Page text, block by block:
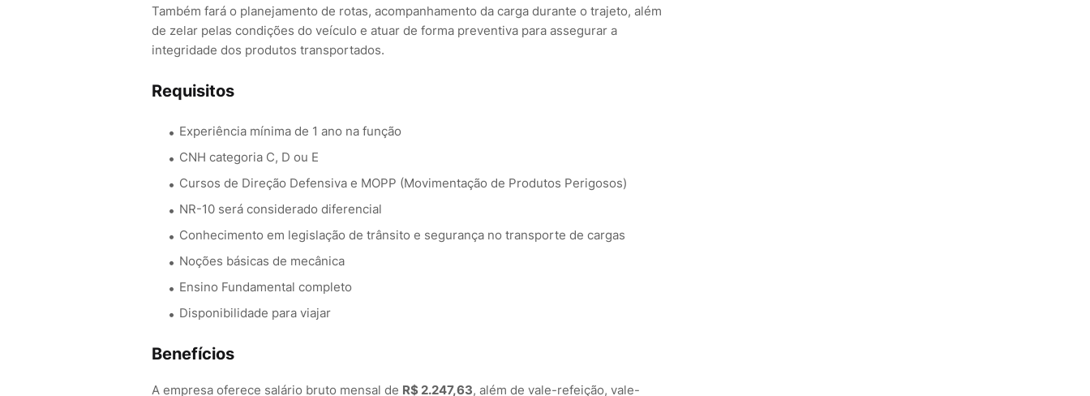
Também fará o planejamento de rotas, acompanhamento da carga durante o trajeto, além
de zelar pelas condições do veículo e atuar de forma preventiva para assegurar a
integridade dos produtos transportados.
Requisitos
Experiência mínima de 1 ano na função
CNH categoria C, D ou E
Cursos de Direção Defensiva e MOPP (Movimentação de Produtos Perigosos)
NR-10 será considerado diferencial
Conhecimento em legislação de trânsito e segurança no transporte de cargas
Noções básicas de mecânica
Ensino Fundamental completo
Disponibilidade para viajar
Benefícios
A empresa oferece salário bruto mensal de R$ 2.247,63, além de vale-refeição, vale-